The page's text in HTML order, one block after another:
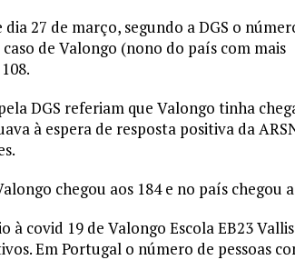
27 de março, segundo a DGS o
de Valongo (nono do país com mais
DGS referiam que Valongo tinha
à espera de resposta positiva da
chegou aos 184 e no país chegou
covid 19 de Valongo Escola EB23
Em Portugal o número de pessoas